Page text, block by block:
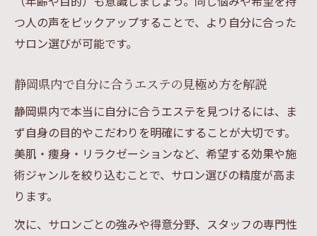
つ人の声をピックアップすることで、より自分に合った
サロン選びが可能です。
静岡県内で自分に合うエステの見極め方を解説
静岡県内で本当に自分に合うエステを見つけるには、ま
ず自身の目的やこだわりを明確にすることが大切です。
美肌・痩身・リラクゼーションなど、希望する効果や施
術ジャンルを絞り込むことで、サロン選びの精度が高ま
ります。
次に、サロンごとの強みや得意分野、スタッフの専門性